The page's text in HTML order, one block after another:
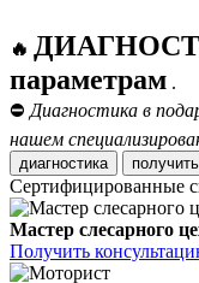
🔥
параметрам .
⛔ Диагностика в
нашем
диагностика
Сертифицированные
Мастер слесарного
Получить